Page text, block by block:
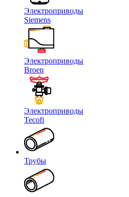
Электроприводы
Siemens
Электроприводы
Broen
Электроприводы
Tecofi
Трубы